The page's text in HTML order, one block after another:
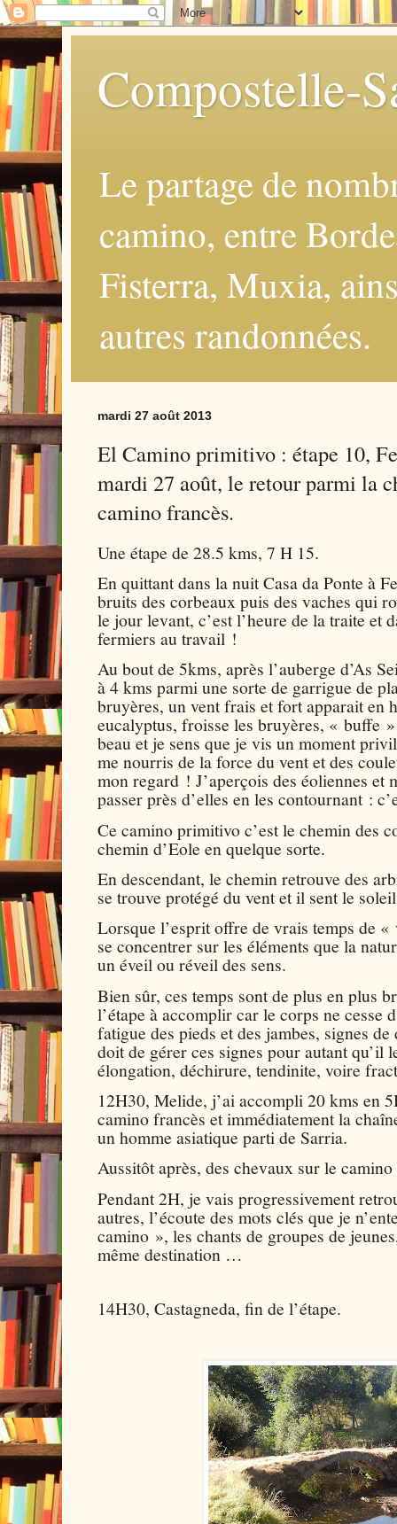
Compostelle-
Le partage de
camino, entre
Fisterra, Muxia,
autres randonnées.
mardi 27 août 2013
El Camino primitivo : étape 10,
mardi 27 août, le retour parmi la
camino francès.
Une étape de 28.5 kms, 7 H 15.
En quittant dans la nuit Casa da Ponte à
bruits des corbeaux puis des vaches qui
le jour levant, c’est l’heure de la traite et
fermiers au travail !
Au bout de 5kms, après l’auberge d’As
à 4 kms parmi une sorte de garrigue de
bruyères, un vent frais et fort apparait en
eucalyptus, froisse les bruyères, « buffe
beau et je sens que je vis un moment
me nourris de la force du vent et des
mon regard ! J’aperçois des éoliennes et
passer près d’elles en les contournant :
Ce camino primitivo c’est le chemin des
chemin d’Eole en quelque sorte.
En descendant, le chemin retrouve des
se trouve protégé du vent et il sent le
Lorsque l’esprit offre de vrais temps de
se concentrer sur les éléments que la
un éveil ou réveil des sens.
Bien sûr, ces temps sont de plus en plus
l’étape à accomplir car le corps ne cesse
fatigue des pieds et des jambes, signes
doit de gérer ces signes pour autant qu’il
élongation, déchirure, tendinite, voire
12H30, Melide, j’ai accompli 20 kms en
camino francès et immédiatement la
un homme asiatique parti de Sarria.
Aussitôt après, des chevaux sur le
Pendant 2H, je vais progressivement
autres, l’écoute des mots clés que je
camino », les chants de groupes de
même destination …
14H30, Castagneda, fin de l’étape.